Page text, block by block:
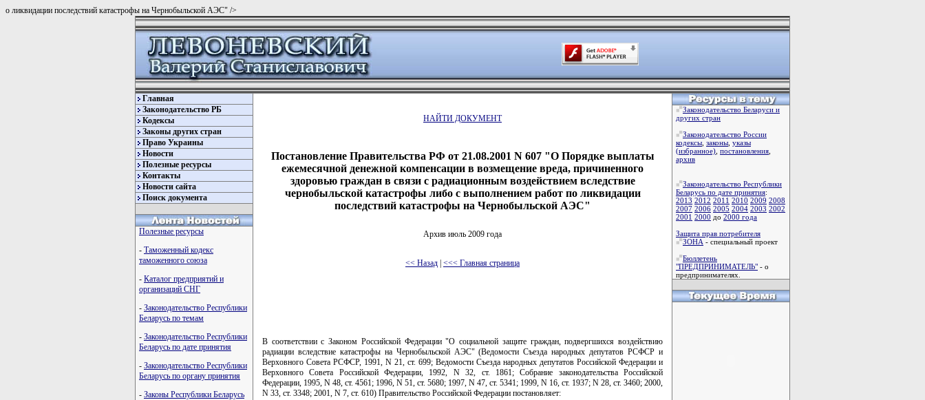
о ликвидации последствий катастрофы на Чернобыльской АЭС" />
Главная
Законодательство РБ
Кодексы
Законы других стран
Право Украины
Новости
Полезные ресурсы
Контакты
Новости сайта
Поиск документа
Полезные ресурсы
- Таможенный кодекс
таможенного союза
- Каталог предприятий и
организаций СНГ
- Законодательство Республики
Беларусь по темам
- Законодательство Республики
Беларусь по дате принятия
- Законодательство Республики
Беларусь по органу принятия
- Законы Республики Беларусь
НАЙТИ ДОКУМЕНТ
Постановление Правительства РФ от 21.08.2001 N 607 "О Порядке выплаты
ежемесячной денежной компенсации в возмещение вреда, причиненного
здоровью граждан в связи с радиационным воздействием вследствие
чернобыльской катастрофы либо с выполнением работ по ликвидации
последствий катастрофы на Чернобыльской АЭС"
Архив июль 2009 года
<< Назад <<< Главная страница
В соответствии с Законом Российской Федерации "О социальной защите граждан, подвергшихся воздействию
радиации вследствие катастрофы на Чернобыльской АЭС" (Ведомости Съезда народных депутатов РСФСР и
Верховного Совета РСФСР, 1991, N 21, ст. 699; Ведомости Съезда народных депутатов Российской Федерации и
Верховного Совета Российской Федерации, 1992, N 32, ст. 1861; Собрание законодательства Российской
Федерации, 1995, N 48, ст. 4561; 1996, N 51, ст. 5680; 1997, N 47, ст. 5341; 1999, N 16, ст. 1937; N 28, ст. 3460; 2000,
N 33, ст. 3348; 2001, N 7, ст. 610) Правительство Российской Федерации постановляет:
Законодательство Беларуси и
других стран
Законодательство России
кодексы законы указы
(избранное) постановления
архив
Законодательство Республики
Беларусь по дате принятия:
2013 2012 2011 2010 2009 2008
2007 2006 2005 2004 2003 2002
2001 2000 до 2000 года
Защита прав потребителя
ЗОНА - специальный проект
Бюллетень
"ПРЕДПРИНИМАТЕЛЬ" - о
предпринимателях.